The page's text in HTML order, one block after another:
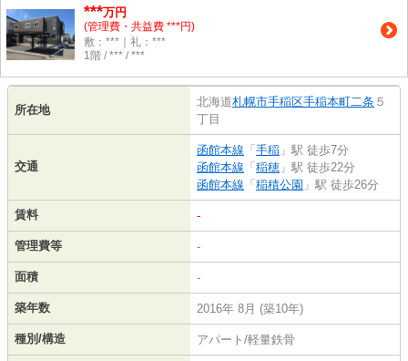
***万円
(管理費・共益費 ***円)
敷：***｜礼：***
1階 / *** / ***
所在地
北海道札幌市手稲区手稲本町二条 ５
丁目
交通
函館本線 「手稲 」駅 徒歩7分
函館本線 「稲穂 」駅 徒歩22分
函館本線 「稲積公園 」駅 徒歩26分
賃料 -
管理費等 -
面積 -
築年数 2016年 8月 (築10年)
種別/構造 アパート/軽量鉄骨